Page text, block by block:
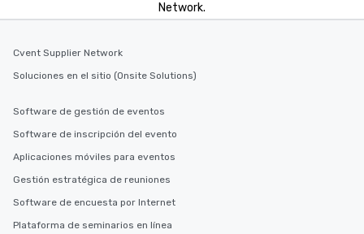
Network.
Cvent Supplier Network
Soluciones en el sitio (Onsite Solutions)
Software de gestión de eventos
Software de inscripción del evento
Aplicaciones móviles para eventos
Gestión estratégica de reuniones
Software de encuesta por Internet
Plataforma de seminarios en línea